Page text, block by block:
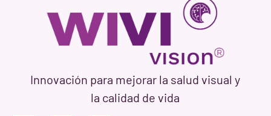
Innovación para mejorar la salud visual y
la calidad de vida